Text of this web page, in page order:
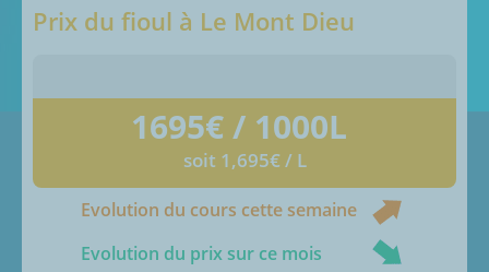
Prix du fioul à Le Mont Dieu
1695€ / 1000L
soit 1,695€ / L
Evolution du cours cette semaine
Evolution du prix sur ce mois